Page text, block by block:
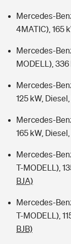
Mercedes-
4MATIC), 165
Mercedes-
MODELL),
Mercedes-
125 kW,
Mercedes-
165 kW,
Mercedes-
T-MODELL),
BJA)
Mercedes-
T-MODELL),
BJB)